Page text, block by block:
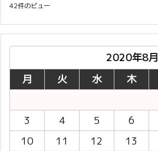
42件のビュー
2020年8月
月
火 水 木
3
4 5 6
10
11 12 13